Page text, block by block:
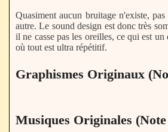
Quasiment aucun bruitage n'existe,
autre. Le sound design est donc très
il ne casse pas les oreilles, ce qui est
où tout est ultra répétitif.
Graphismes Originaux
Musiques Originales